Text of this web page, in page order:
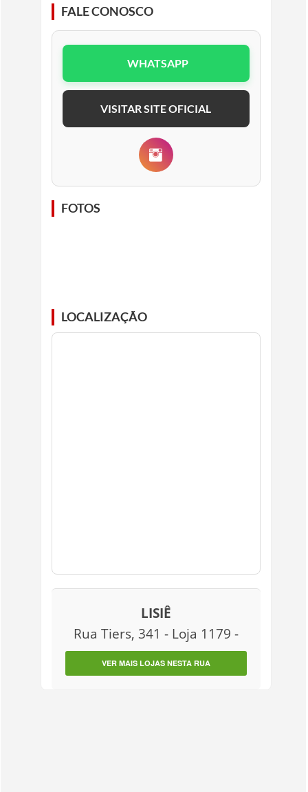
FALE CONOSCO
WHATSAPP
VISITAR SITE OFICIAL
FOTOS
LOCALIZAÇÃO
LISIÊ
Rua Tiers, 341 - Loja 1179 -
VER MAIS LOJAS NESTA RUA